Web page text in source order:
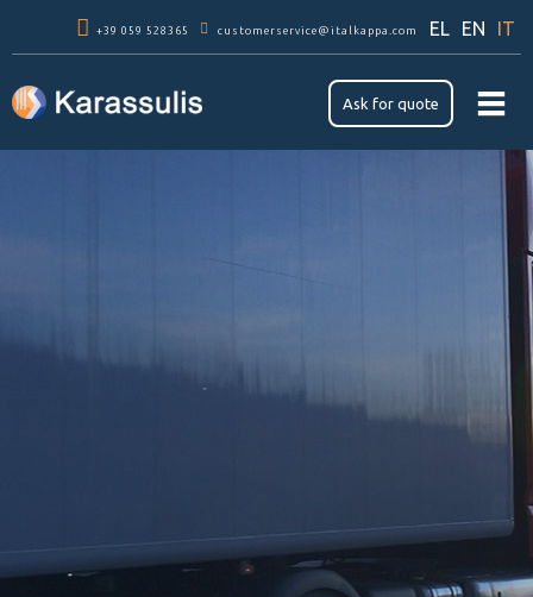
main
content
+39 059 528365 customerservice@italkappa.com EL EN IT
Ask for quote